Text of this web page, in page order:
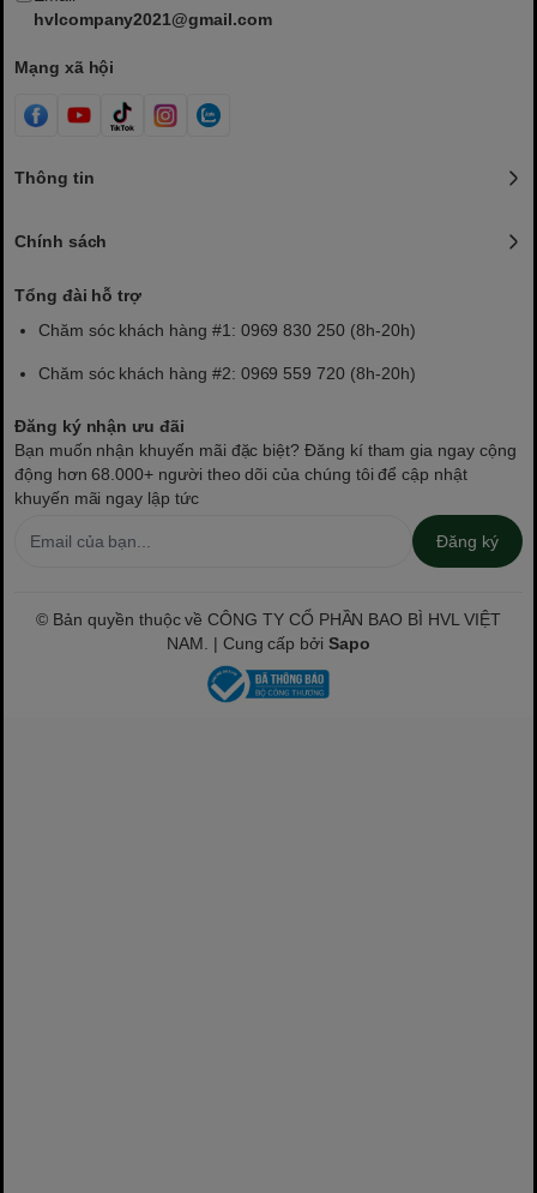
hvlcompany2021@gmail.com
Mạng xã hội
Thông tin
Chính sách
Tổng đài hỗ trợ
Chăm sóc khách hàng #1: 0969 830 250 (8h-20h)
Chăm sóc khách hàng #2: 0969 559 720 (8h-20h)
Đăng ký nhận ưu đãi
Bạn muốn nhận khuyến mãi đặc biệt? Đăng kí tham gia ngay cộng
động hơn 68.000+ người theo dõi của chúng tôi để cập nhật
khuyến mãi ngay lập tức
Đăng ký
© Bản quyền thuộc về CÔNG TY CỔ PHẦN BAO BÌ HVL VIỆT
NAM. | Cung cấp bởiSapo